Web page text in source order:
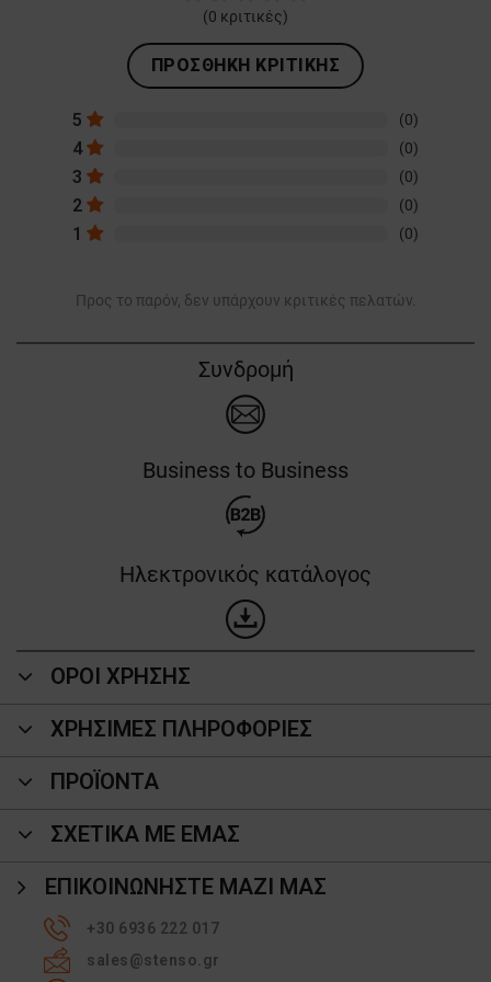
(0 κριτικές)
ΠΡΟΣΘΉΚΗ ΚΡΙΤΙΚΉΣ
5 (0)
4 (0)
3 (0)
2 (0)
1 (0)
Προς το παρόν, δεν υπάρχουν κριτικές πελατών.
Συνδρομή
Business to Business
Ηλεκτρονικός κατάλογος
ΟΡΟΙ ΧΡΗΣΗΣ
ΧΡΗΣΙΜΕΣ ΠΛΗΡΟΦΟΡΙΕΣ
ΠΡΟΪΌΝΤΑ
ΣΧΕΤΙΚΑ ΜΕ ΕΜΑΣ
ΕΠΙΚΟΙΝΩΝΉΣΤΕ ΜΑΖΊ ΜΑΣ
+30 6936 222 017
sales@stenso.gr